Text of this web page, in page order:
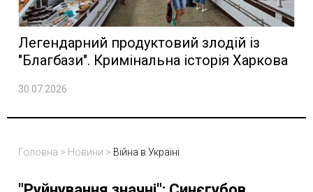
Легендарний продуктовий злодій із
"Благбази". Кримінальна історія Харкова
30.07.2026
Головна > Новини > Війна в Україні